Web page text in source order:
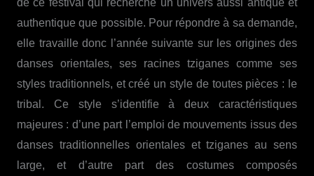
de ce festival qui recherche un univers aussi antique et
authentique que possible. Pour répondre à sa demande,
elle travaille donc l’année suivante sur les origines des
danses orientales, ses racines tziganes comme ses
styles traditionnels, et créé un style de toutes pièces : le
tribal. Ce style s’identifie à deux caractéristiques
majeures : d’une part l’emploi de mouvements issus des
danses traditionnelles orientales et tziganes au sens
large, et d’autre part des costumes composés